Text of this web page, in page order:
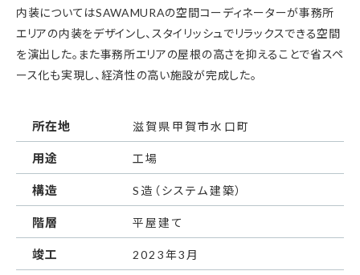
内装についてはSAWAMURAの空間コーディネーターが事務所
エリアの内装をデザインし、スタイリッシュでリラックスできる空間
を演出した。また事務所エリアの屋根の高さを抑えることで省スペ
ース化も実現し、経済性の高い施設が完成した。
所在地 滋賀県甲賀市水口町
用途 工場
構造 S造（システム建築）
階層 平屋建て
竣工 2023年3月